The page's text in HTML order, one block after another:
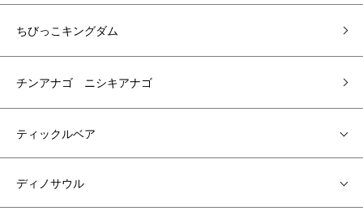
ちびっこキングダム
チンアナゴ ニシキアナゴ
ティックルベア
ディノサウル